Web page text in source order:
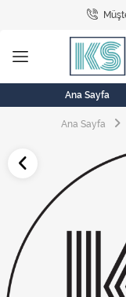
Ana Sayfa
Ana Sayfa